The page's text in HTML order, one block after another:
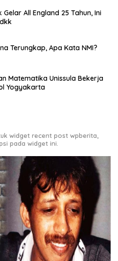
All England 25 Tahun, Ini
Terungkap, Apa Kata NMI?
Matematika Unissula Bekerja
Yogyakarta
widget recent post wpberita,
pada widget ini.